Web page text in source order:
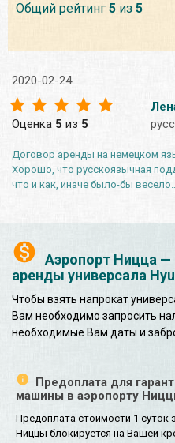
Аэропорт Ницца —
аренды универсала
Чтобы взять напрокат
Вам необходимо запросить
необходимые Вам даты и
Предоплата для
машины в аэропорту
Предоплата стоимости 1 суток
Ниццы блокируется на Вашей
Общий рейтинг 5 из 5
2020-02-24
Оценка 5 из 5
Договор аренды на немецком
Хорошо, что русскоязычная
что и как, иначе было-бы